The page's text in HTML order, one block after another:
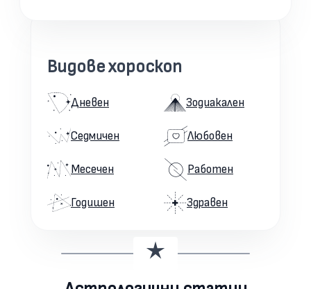
Видове хороскоп
Дневен
Седмичен
Месечен
Годишен
Зодиакален
Любовен
Работен
Здравен